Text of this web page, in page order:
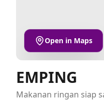
Open in Maps
EMPING
Makanan ringan siap